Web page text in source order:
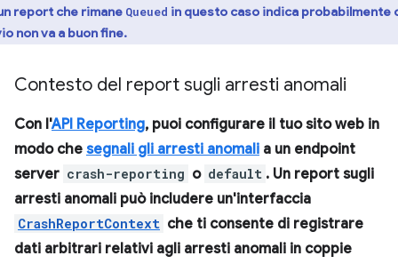
report che rimane Queued in questo caso indica probabilmente
non va a buon fine.
Contesto del report sugli arresti anomali
Con l'API Reporting, puoi configurare il tuo sito web in
modo che segnali gli arresti anomali a un endpoint
server crash-reporting o default . Un report sugli
arresti anomali può includere un'interfaccia
CrashReportContext che ti consente di registrare
dati arbitrari relativi agli arresti anomali in coppie